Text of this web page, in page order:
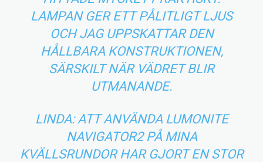
LAMPAN GER ETT PÅLITLIGT LJUS
OCH JAG UPPSKATTAR DEN
HÅLLBARA KONSTRUKTIONEN,
SÄRSKILT NÄR VÄDRET BLIR
UTMANANDE.
LINDA: ATT ANVÄNDA LUMONITE
NAVIGATOR2 PÅ MINA
KVÄLLSRUNDOR HAR GJORT EN STOR